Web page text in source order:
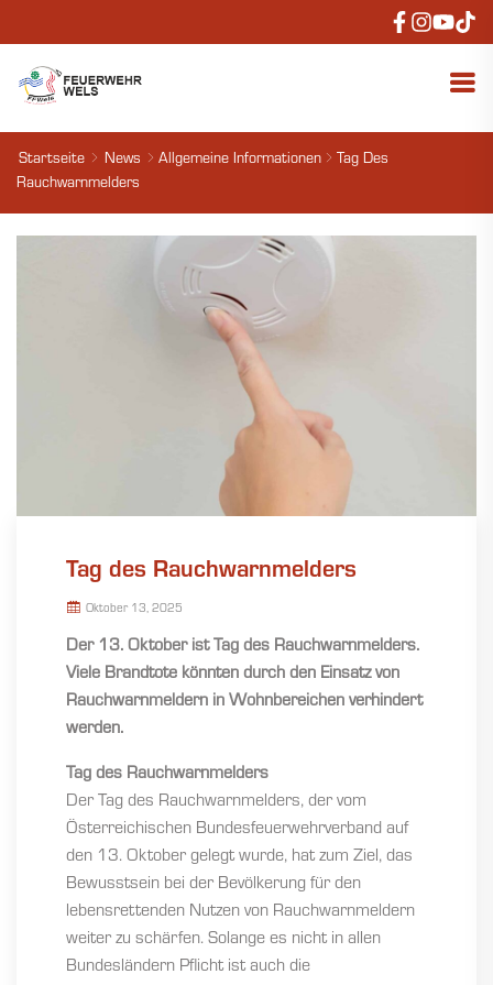
Startseite News Allgemeine Informationen
Tag Des
Rauchwarnmelders
Tag des Rauchwarnmelders
Oktober 13, 2025
Der 13. Oktober ist Tag des Rauchwarnmelders.
Viele Brandtote könnten durch den Einsatz von
Rauchwarnmeldern in Wohnbereichen verhindert
werden.
Tag des Rauchwarnmelders
Der Tag des Rauchwarnmelders, der vom
Österreichischen Bundesfeuerwehrverband auf
den 13. Oktober gelegt wurde, hat zum Ziel, das
Bewusstsein bei der Bevölkerung für den
lebensrettenden Nutzen von Rauchwarnmeldern
weiter zu schärfen. Solange es nicht in allen
Bundesländern Pflicht ist auch die